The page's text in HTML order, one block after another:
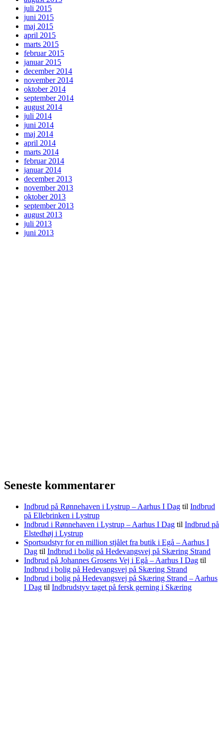
juli 2015
juni 2015
maj 2015
april 2015
marts 2015
februar 2015
januar 2015
december 2014
november 2014
oktober 2014
september 2014
august 2014
juli 2014
juni 2014
maj 2014
april 2014
marts 2014
februar 2014
januar 2014
december 2013
november 2013
oktober 2013
september 2013
august 2013
juli 2013
juni 2013
Seneste kommentarer
Indbrud på Rønnehaven i Lystrup – Aarhus I Dag til Indbrud
på Ellebrinken i Lystrup
Indbrud i Rønnehaven i Lystrup – Aarhus I Dag til Indbrud på
Elstedhøj i Lystrup
Sportsudstyr for en million stjålet fra butik i Egå – Aarhus I
Dag til Indbrud i bolig på Hedevangsvej på Skæring Strand
Indbrud på Johannes Grosens Vej i Egå – Aarhus I Dag til
Indbrud i bolig på Hedevangsvej på Skæring Strand
Indbrud i bolig på Hedevangsvej på Skæring Strand – Aarhus
I Dag til Indbrudstyv taget på fersk gerning i Skæring